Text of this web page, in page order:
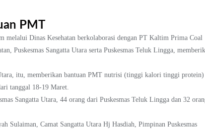
PMT
Dinas Kesehatan berkolaborasi dengan PT Kaltim Prima Coal
Puskesmas Sangatta Utara serta Puskesmas Teluk Lingga,
itu, memberikan bantuan PMT nutrisi (tinggi kalori tinggi protein)
tanggal 18-19 Maret.
Sangatta Utara, 44 orang dari Puskesmas Teluk Lingga dan 32
Camat Sangatta Utara Hj Hasdiah, Pimpinan Puskesmas